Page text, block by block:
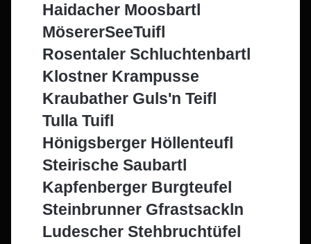
Haidacher Moosbartl
MösererSeeTuifl
Rosentaler Schluchtenbartl
Klostner Krampusse
Kraubather Guls'n Teifl
Tulla Tuifl
Hönigsberger Höllenteufl
Steirische Saubartl
Kapfenberger Burgteufel
Steinbrunner Gfrastsackln
Ludescher Stehbruchtüfel